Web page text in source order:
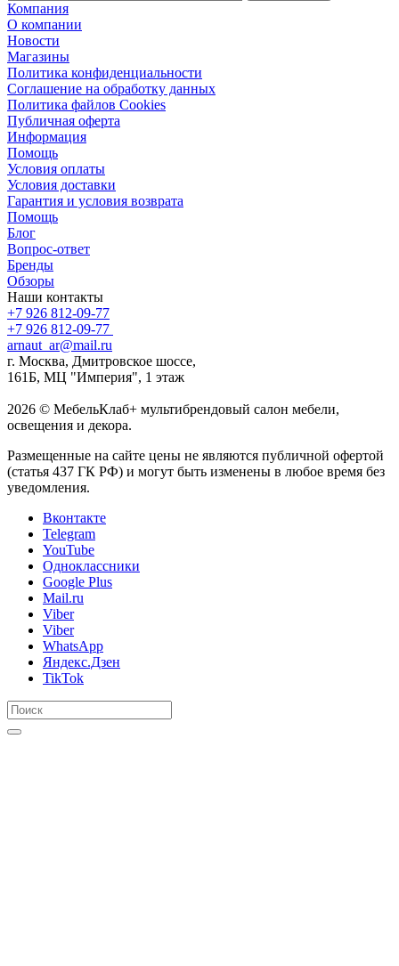
Компания
О компании
Новости
Магазины
Политика конфиденциальности
Соглашение на обработку данных
Политика файлов Cookies
Публичная оферта
Информация
Помощь
Условия оплаты
Условия доставки
Гарантия и условия возврата
Помощь
Блог
Вопрос-ответ
Бренды
Обзоры
Наши контакты
+7 926 812-09-77
+7 926 812-09-77
arnaut_ar@mail.ru
г. Москва, Дмитровское шоссе,
161Б, МЦ "Империя", 1 этаж
2026 © МебельКлаб+ мультибрендовый салон мебели,
освещения и декора.
Размещенные на сайте цены не являются публичной офертой
(статья 437 ГК РФ) и могут быть изменены в любое время без
уведомления.
Вконтакте
Telegram
YouTube
Одноклассники
Google Plus
Mail.ru
Viber
Viber
WhatsApp
Яндекс.Дзен
TikTok